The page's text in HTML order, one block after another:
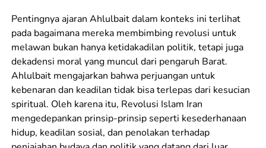
Pentingnya ajaran Ahlulbait dalam konteks ini terlihat
pada bagaimana mereka membimbing revolusi untuk
melawan bukan hanya ketidakadilan politik, tetapi juga
dekadensi moral yang muncul dari pengaruh Barat.
Ahlulbait mengajarkan bahwa perjuangan untuk
kebenaran dan keadilan tidak bisa terlepas dari kesucian
spiritual. Oleh karena itu, Revolusi Islam Iran
mengedepankan prinsip-prinsip seperti kesederhanaan
hidup, keadilan sosial, dan penolakan terhadap